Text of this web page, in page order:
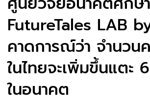
FutureTales LAB
คาดการณ์ว่า จำนวน
ในไทยจะเพิ่มขึ้นแตะ
ในอนาคต